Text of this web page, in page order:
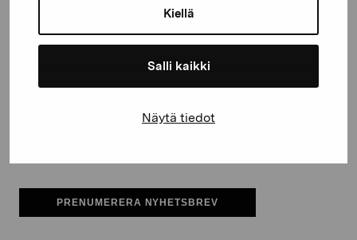
Kiellä
Salli kaikki
Näytä tiedot
E-postadress
Pro Artibus får spara min information för vidare kontakt
Elverket & Pro Artibus
PRENUMERERA NYHETSBREV